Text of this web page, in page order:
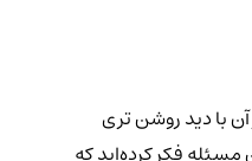
با دید روشن تری
مسئله فکر کرده‌اید که